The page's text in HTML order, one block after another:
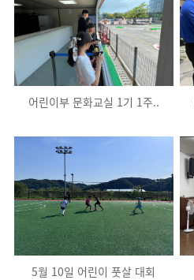
어린이부 문화교실 1기 1주..
5월 10일 어린이 풋살 대회